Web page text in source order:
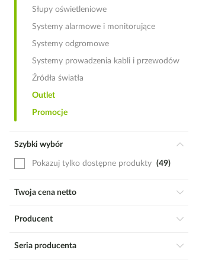
Słupy oświetleniowe
Systemy alarmowe i monitorujące
Systemy odgromowe
Systemy prowadzenia kabli i przewodów
Źródła światła
Outlet
Promocje
Szybki wybór
Pokazuj tylko dostępne produkty 49
Twoja cena netto
Producent
Seria producenta